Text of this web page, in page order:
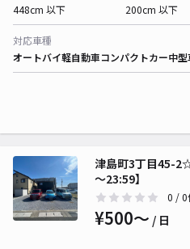
448cm 以下
200cm 以下
対応車種
オートバイ軽自動車コンパクトカー中型
津島町3丁目45-
～23:59】
0 / 0
¥500〜 / 日